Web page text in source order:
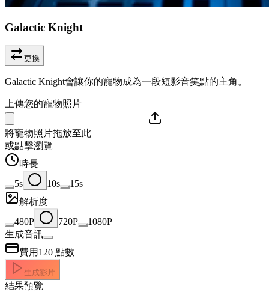
Galactic Knight
更換
Galactic Knight會讓你的寵物成為一段短影音笑點的主角。
上傳您的寵物照片
將寵物照片拖放至此
或點擊瀏覽
時長
5s
10s
15s
解析度
480P
720P
1080P
生成音訊
費用 120 點數
生成影片
結果預覽